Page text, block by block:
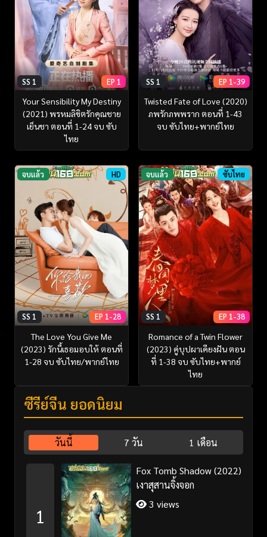
SS 1 EP 1
Your Sensibility My Destiny
(2021) พรหมลิขิตรักคุณชาย
เย็นชา ตอนที่ 1-24 จบ ซับ
ไทย
SS 1 EP 1-39
Twisted Fate of Love (2020)
ภพรักภพพราก ตอนที่ 1-43
จบ ซับไทย+พากย์ไทย
จบแล้ว HD
SS 1 EP 1-28
The Love You Give Me
(2023) รักนี้เธอมอบให้ ตอนที่
1-28 จบ ซับไทย/พากย์ไทย
จบแล้ว ซับไทย
SS 1 EP 1-38
Romance of a Twin Flower
(2023) คู่บุปผาเคียงฝัน ตอน
ที่ 1-38 จบ ซับไทย+พากย์
ไทย
ซีรี่ย์จีน ยอดนิยม
วันนี้ 7 วัน 1 เดือน
1
Fox Tomb Shadow (2022)
เงาสุสานจิ้งจอก
3 views